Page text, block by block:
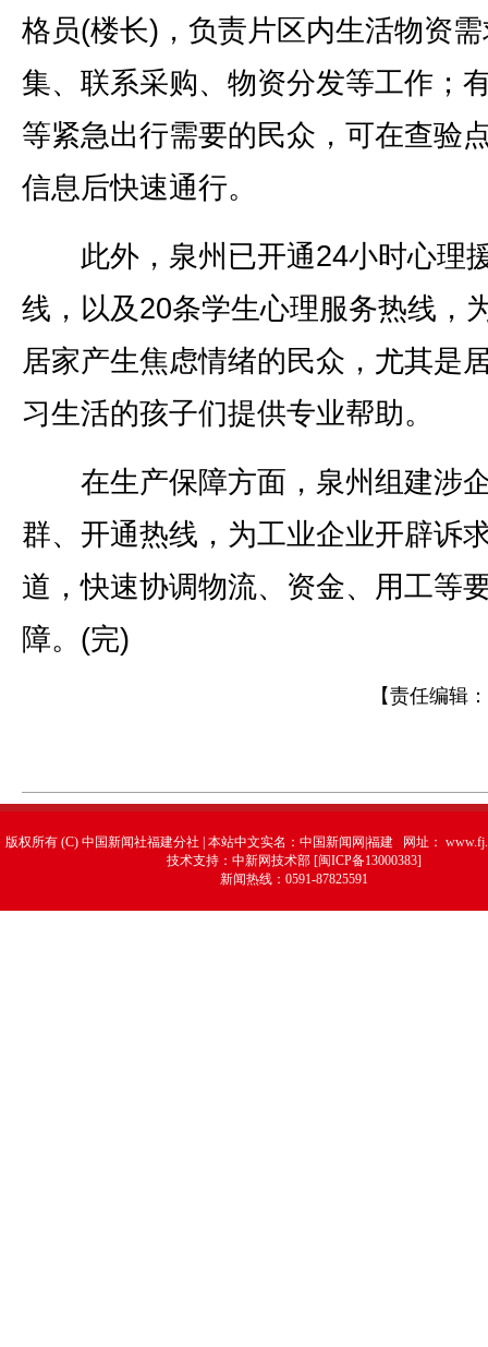
格员(楼长)，负责片区内生活物资
集、联系采购、物资分发等工作；
等紧急出行需要的民众，可在查验
信息后快速通行。
此外，泉州已开通24小时心理
线，以及20条学生心理服务热线，
居家产生焦虑情绪的民众，尤其是
习生活的孩子们提供专业帮助。
在生产保障方面，泉州组建涉
群、开通热线，为工业企业开辟诉
道，快速协调物流、资金、用工等
障。(完)
【责任编辑：
版权所有 (C) 中国新闻社福建分社 | 本站中文实名：中国新闻网|福建 网址：
技术支持：中新网技术部 [闽ICP备13000383]
新闻热线：0591-87825591